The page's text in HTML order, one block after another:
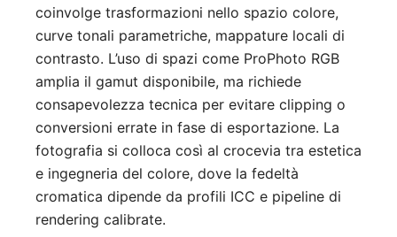
coinvolge trasformazioni nello spazio colore,
curve tonali parametriche, mappature locali di
contrasto. L’uso di spazi come ProPhoto RGB
amplia il gamut disponibile, ma richiede
consapevolezza tecnica per evitare clipping o
conversioni errate in fase di esportazione. La
fotografia si colloca così al crocevia tra estetica
e ingegneria del colore, dove la fedeltà
cromatica dipende da profili ICC e pipeline di
rendering calibrate.